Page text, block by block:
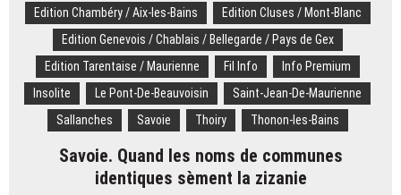
Savoyard
Gilles
Coulanges
est
décédé
Edition Chambéry / Aix-les-Bains
Edition Cluses / Mont-Blanc
Edition Genevois / Chablais / Bellegarde / Pays de Gex
Edition Tarentaise / Maurienne
Fil Info
Info Premium
Insolite
Le Pont-De-Beauvoisin
Saint-Jean-De-Maurienne
Sallanches
Savoie Thoiry Thonon-les-Bains
Savoie. Quand les noms de communes
identiques sèment la zizanie